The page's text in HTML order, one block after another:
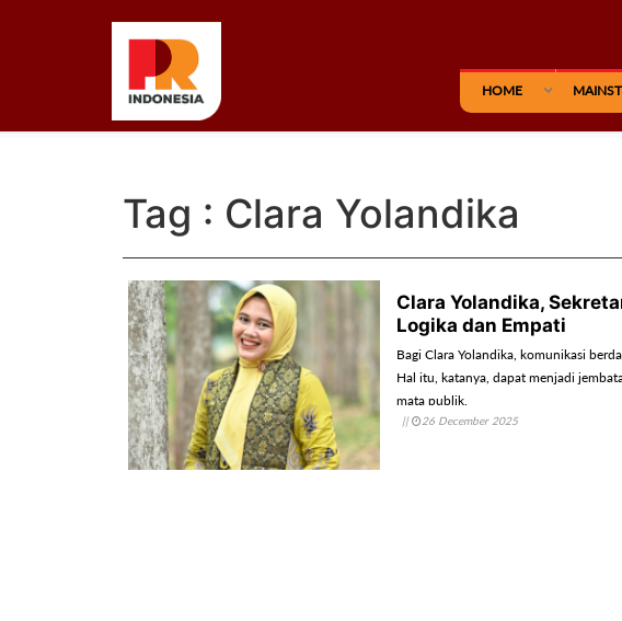
HOME
Tag : Clara Yolandika
Clara Yolandika,
Logika dan Empati
Bagi Clara Yolandika, komunikasi
Hal itu, katanya, dapat menjadi
mata publik.
|| 26 December 2025